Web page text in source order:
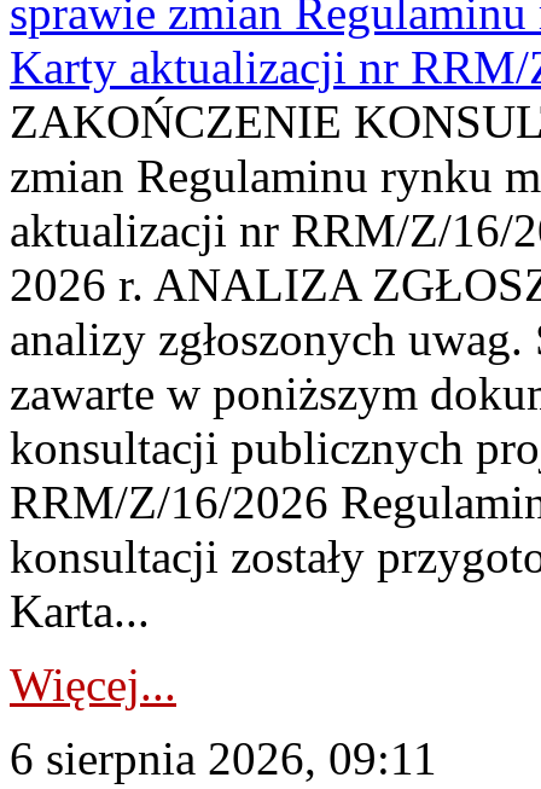
sprawie zmian
Karty aktualizacji nr
ZAKOŃCZENIE
zmian Regulaminu rynku
aktualizacji nr RRM/Z/16/
2026 r. ANALIZA
analizy zgłoszonych
zawarte w poniższym
konsultacji publicznych
RRM/Z/16/2026
konsultacji zostały
Karta...
Więcej...
6 sierpnia 2026, 09:11